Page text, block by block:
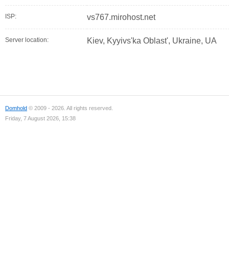
ISP: vs767.mirohost.net
Server location: Kiev, Kyyivs'ka Oblast', Ukraine, UA
Domhold © 2009 - 2026. All rights reserved.
Friday, 7 August 2026, 15:38